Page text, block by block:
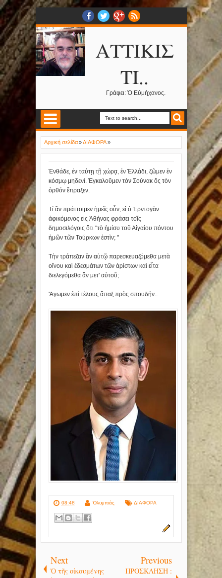
ΑΤΤΙΚΙΣ
ΤΙ..
Γράφει: Ὁ Εὐμήχανος.
Αρχική σελίδα » ΔΙΑΦΟΡΑ »
Ἐνθάδε, ἐν ταύτῃ τῇ χώρᾳ, ἐν Ἑλλάδι, ζῶμεν ἐν
κόσμῳ μηδενὶ. Ἐγκαλοῦμεν τὸν Σούνακ ὅς τὸν
ὀρθόν ἔπραξεν.
Τί ἂν πράττοιμεν ἡμεῖς οὖν, εἰ ὁ Ἐρντογὰν
ἀφικόμενος εἰς Ἀθήνας φράσει τοῖς
δημοσιλόγοις ὅτι "τὸ ἡμίσυ τοῦ Αἰγαίου πόντου
ἡμῶν τῶν Τούρκων ἐστὶν; "
Τὴν τράπεζαν ἂν αὐτῷ παρεσκευαζόμεθα μετὰ
οἴνου καὶ ἐδεσμάτων τῶν ἀρίστων καὶ εἶτα
διελεγόμεθα ἄν μετ' αὐτοῦ;
Ἄγωμεν ἐπὶ τέλους ἅπαξ πρὸς σπουδήν..
08:48 Ὀλυμπιάς ΔΙΑΦΟΡΑ
Next
Ὁ τῆς οἰκουμένης
Previous
ΠΡΟΣΚΛΗΣΗ :